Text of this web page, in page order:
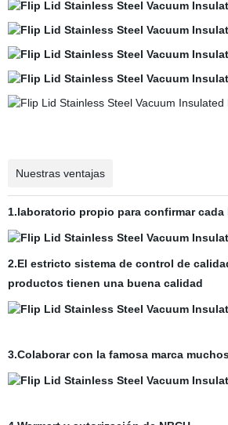
Nuestras ventajas
1.laboratorio propio para confirmar
2.El estricto sistema de control de
productos tienen una buena calidad
3.Colaborar con la famosa marca